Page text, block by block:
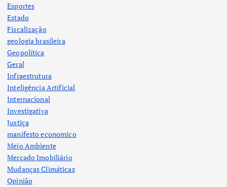
Esportes
Estado
Fiscalização
geologia brasileira
Geopolítica
Geral
Infraestrutura
Inteligência Artificial
Internacional
Investigativa
Justiça
manifesto economico
Meio Ambiente
Mercado Imobiliário
Mudanças Climáticas
Opinião